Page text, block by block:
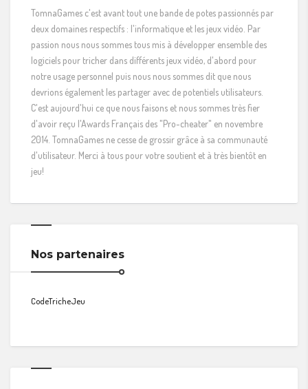
TomnaGames c'est avant tout une bande de potes passionnés par
deux domaines respectifs : l'informatique et les jeux vidéo. Par
passion nous nous sommes tous mis à développer ensemble des
logiciels pour tricher dans différents jeux vidéo, d'abord pour
notre usage personnel puis nous nous sommes dit que nous
devrions également les partager avec de potentiels utilisateurs.
C'est aujourd'hui ce que nous faisons et nous sommes très fier
d'avoir reçu l'Awards Français des "Pro-cheater" en novembre
2014. TomnaGames ne cesse de grossir grâce à sa communauté
d'utilisateur. Merci à tous pour votre soutient et à très bientôt en
jeu!
Nos partenaires
CodeTricheJeu